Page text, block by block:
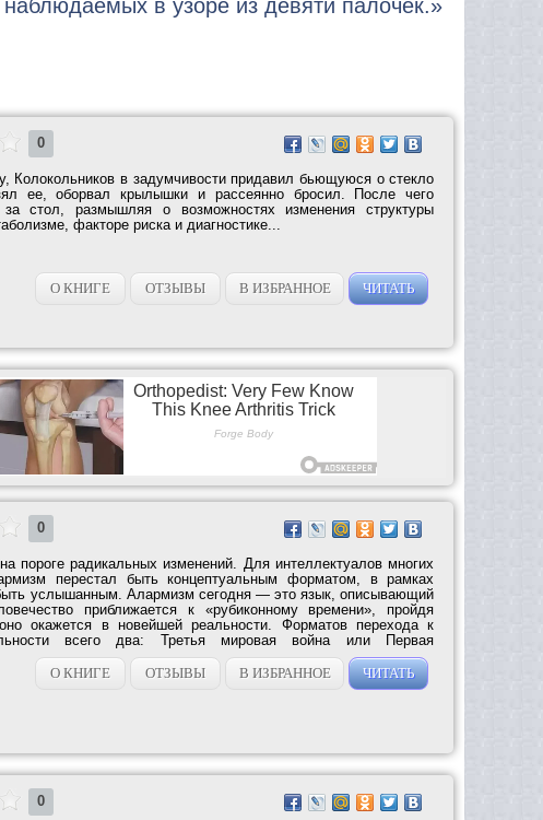
в узоре из девяти палочек.»
0
Колокольников в задумчивости придавил бьющуюся о стекло
ее, оборвал крылышки и рассеянно бросил. После чего
стол, размышляя о возможностях изменения структуры
факторе риска и диагностике...
О КНИГЕ ОТЗЫВЫ В ИЗБРАННОЕ ЧИТАТЬ
0
пороге радикальных изменений. Для интеллектуалов многих
перестал быть концептуальным форматом, в рамках
быть услышанным. Алармизм сегодня — это язык, описывающий
приближается к «рубиконному времени», пройдя
окажется в новейшей реальности. Форматов перехода к
всего два: Третья мировая война или Первая
О КНИГЕ
ОТЗЫВЫ В ИЗБРАННОЕ ЧИТАТЬ
0